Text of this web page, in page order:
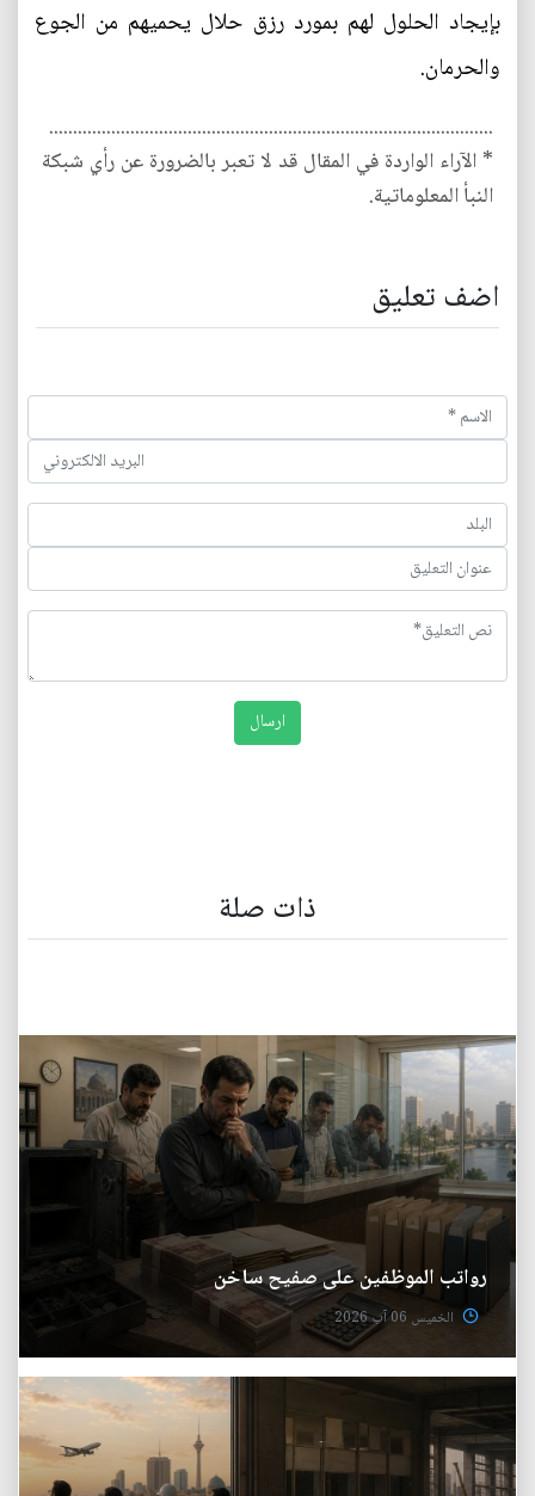
بإيجاد الحلول لهم بمورد رزق حلال يحميهم من الجوع
والحرمان.
.............................................................................................
* الآراء الواردة في المقال قد لا تعبر بالضرورة عن رأي شبكة
النبأ المعلوماتية.
اضف تعليق
ذات صلة
رواتب الموظفين على صفيح ساخن
الخميس 06 آب 2026